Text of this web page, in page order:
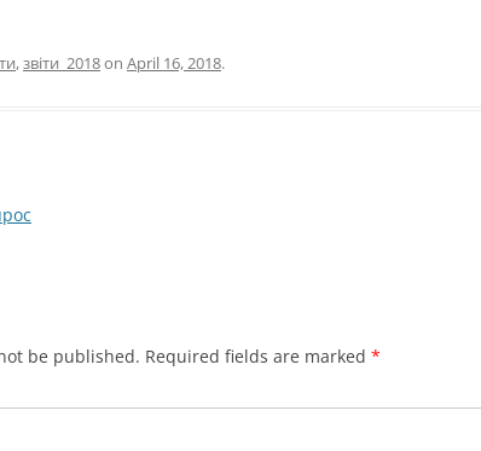
,звіти_2018on April 16, 2018.
be published. Required fields are marked *